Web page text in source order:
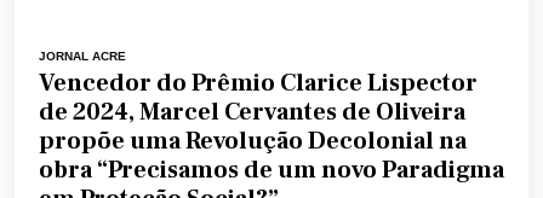
JORNAL ACRE
Vencedor do Prêmio Clarice Lispector
de 2024, Marcel Cervantes de Oliveira
propõe uma Revolução Decolonial na
obra “Precisamos de um novo Paradigma